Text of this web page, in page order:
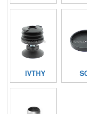
IVTHY